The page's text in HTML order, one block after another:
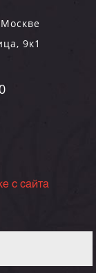
9к1
с сайта